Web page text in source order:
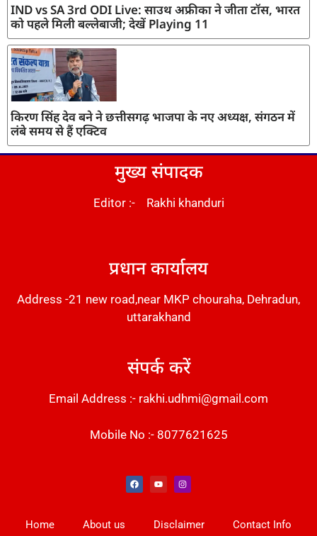
IND vs SA 3rd ODI Live: साउथ अफ्रीका ने जीता टॉस, भारत
को पहले मिली बल्लेबाजी; देखें Playing 11
किरण सिंह देव बने ने छत्तीसगढ़ भाजपा के नए अध्यक्ष, संगठन में
लंबे समय से हैं एक्टिव
मुख्य संपादक
Editor :- Rakhi khanduri
प्रधान कार्यालय
Address -21 new road,near MKP chouraha, Dehradun,
uttarakhand
संपर्क करें
Email Address :- rakhi.udhmi@gmail.com
Mobile No :- 8077621625
Home About us Disclaimer Contact Info